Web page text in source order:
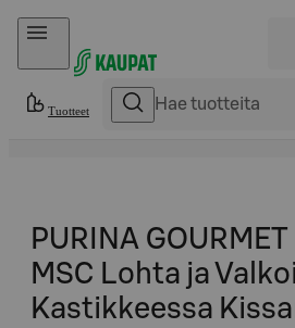
Hyppää sisältöön
Tuotteet
PURINA
MSC Lohta ja
Kastikkeessa